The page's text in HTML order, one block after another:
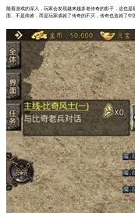
随着游戏的深入，玩家会发现越来越多老传奇的影子，这也
面、不是殊效，而是玩家成就了传奇的不灭，传奇也造就了中